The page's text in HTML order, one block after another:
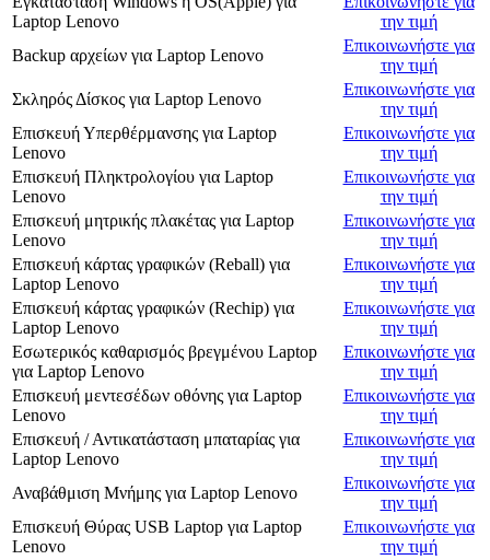
Laptop Lenovo
την τιμή
Backup αρχείων για Laptop Lenovo
Επικοινωνήστε για
την τιμή
Σκληρός Δίσκος για Laptop Lenovo
Επικοινωνήστε για
την τιμή
Επισκευή Υπερθέρμανσης για Laptop
Lenovo
Επικοινωνήστε για
την τιμή
Επισκευή Πληκτρολογίου για Laptop
Lenovo
Επικοινωνήστε για
την τιμή
Επισκευή μητρικής πλακέτας για Laptop
Lenovo
Επικοινωνήστε για
την τιμή
Επισκευή κάρτας γραφικών (Reball) για
Laptop Lenovo
Επικοινωνήστε για
την τιμή
Επισκευή κάρτας γραφικών (Rechip) για
Laptop Lenovo
Επικοινωνήστε για
την τιμή
Εσωτερικός καθαρισμός βρεγμένου Laptop
για Laptop Lenovo
Επικοινωνήστε για
την τιμή
Επισκευή μεντεσέδων οθόνης για Laptop
Lenovo
Επικοινωνήστε για
την τιμή
Επισκευή / Αντικατάσταση μπαταρίας για
Laptop Lenovo
Επικοινωνήστε για
την τιμή
Αναβάθμιση Μνήμης για Laptop Lenovo
Επικοινωνήστε για
την τιμή
Επισκευή Θύρας USB Laptop για Laptop
Lenovo
Επικοινωνήστε για
την τιμή